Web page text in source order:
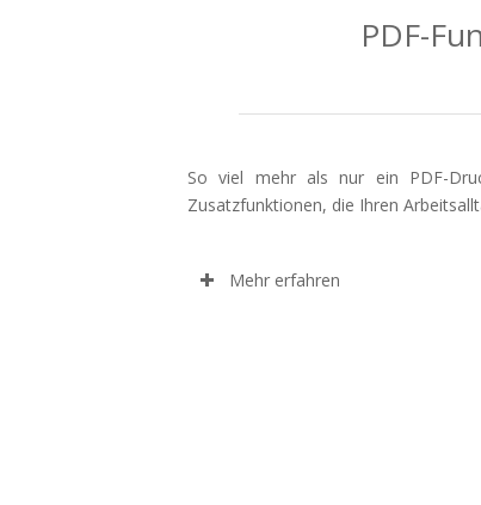
PDF-
So viel mehr als nur ein PDF-
Zusatzfunktionen, die Ihren
Mehr erfahren